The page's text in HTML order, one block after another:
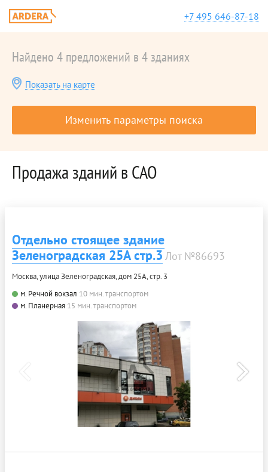
+7 495 646-87-18
Найдено 4 предложений в 4 зданиях
Показать на карте
Изменить параметры поиска
Продажа зданий в САО
Отдельно стоящее здание
Зеленоградская 25А стр.3 Лот №86693
Москва, улица Зеленоградская, дом 25А, стр. 3
м. Речной вокзал 10 мин. транспортом
м. Планерная 15 мин. транспортом